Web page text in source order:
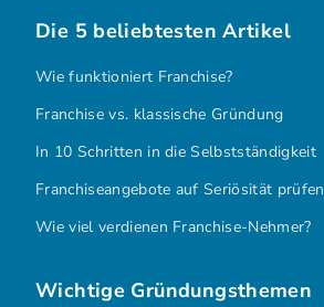
Die 5 beliebtesten Artikel
Wie funktioniert Franchise?
Franchise vs. klassische Gründung
In 10 Schritten in die Selbstständigkeit
Franchiseangebote auf Seriösität prüfen
Wie viel verdienen Franchise-Nehmer?
Wichtige Gründungsthemen